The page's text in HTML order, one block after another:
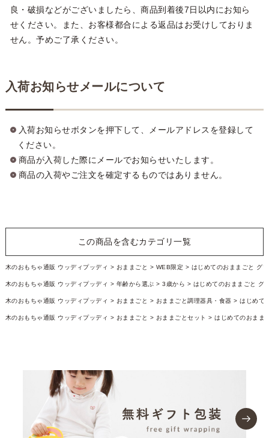
良・破損などがございましたら、商品到着後7日以内にお知ら
せください。また、お客様都合による返品はお受けしておりま
せん。予めご了承ください。
入荷お知らせメールについて
入荷お知らせボタンを押下して、メールアドレスを登録して
ください。
商品が入荷した際にメールでお知らせいたします。
商品の入荷やご注文を確定するものではありません。
この商品を含むカテゴリ一覧
木のおもちゃ通販 ウッディプッディ おままごと WEB限定 はじめてのおままごと グ
木のおもちゃ通販 ウッディプッディ 年齢から選ぶ 3歳から はじめてのおままごと グ
木のおもちゃ通販 ウッディプッディ おままごと おままごと調理器具・食器 はじめて
木のおもちゃ通販 ウッディプッディ おままごと おままごとセット はじめてのおまま